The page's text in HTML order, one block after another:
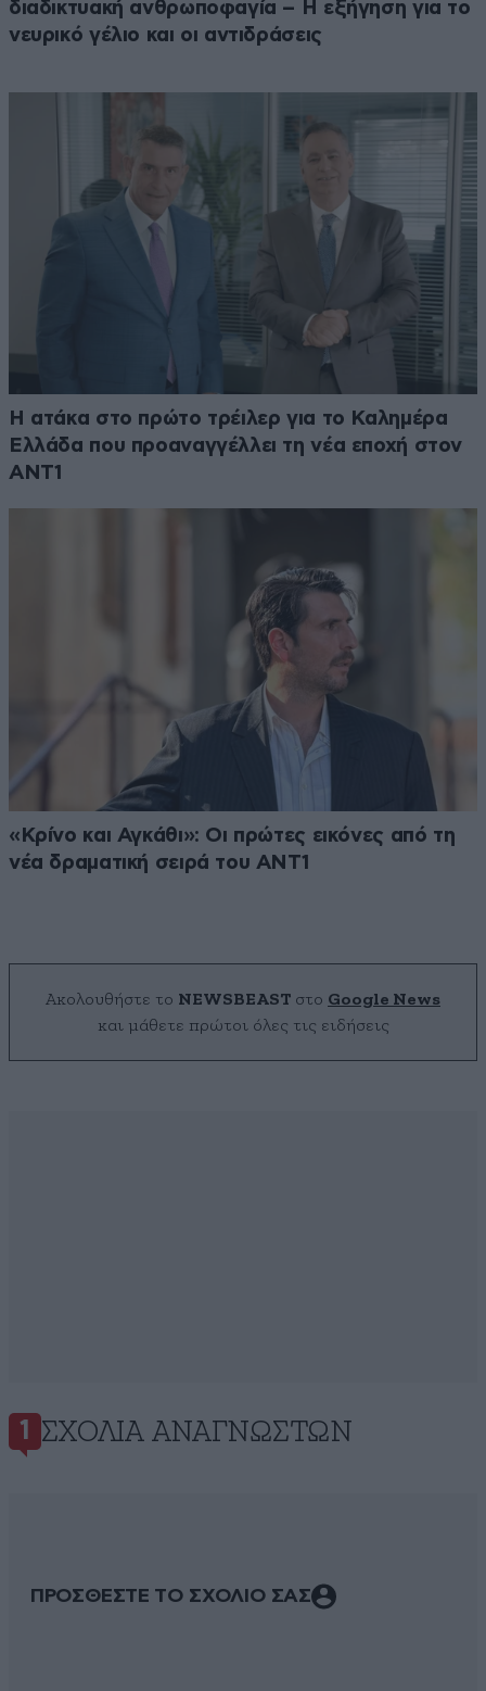
διαδικτυακή ανθρωποφαγία – Η εξήγηση για το
νευρικό γέλιο και οι αντιδράσεις
Η ατάκα στο πρώτο τρέιλερ για το Καλημέρα
Ελλάδα που προαναγγέλλει τη νέα εποχή στον
ΑΝΤ1
«Κρίνο και Αγκάθι»: Οι πρώτες εικόνες από τη
νέα δραματική σειρά του ANT1
Ακολουθήστε το NEWSBEAST στο Google News
και μάθετε πρώτοι όλες τις ειδήσεις
1 ΣΧΌΛΙΑ ΑΝΑΓΝΩΣΤΏΝ
ΠΡΟΣΘΕΣΤΕ ΤΟ ΣΧΟΛΙΟ ΣΑΣ